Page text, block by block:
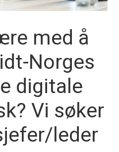
med å
Norges
digitale
Vi søker
leder